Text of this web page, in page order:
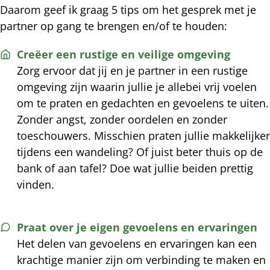
Daarom geef ik graag 5 tips om het gesprek met je
partner op gang te brengen en/of te houden:
Creëer een rustige en veilige omgeving
Zorg ervoor dat jij en je partner in een rustige
omgeving zijn waarin jullie je allebei vrij voelen
om te praten en gedachten en gevoelens te uiten.
Zonder angst, zonder oordelen en zonder
toeschouwers. Misschien praten jullie makkelijker
tijdens een wandeling? Of juist beter thuis op de
bank of aan tafel? Doe wat jullie beiden prettig
vinden.
Praat over je eigen gevoelens en ervaringen
Het delen van gevoelens en ervaringen kan een
krachtige manier zijn om verbinding te maken en